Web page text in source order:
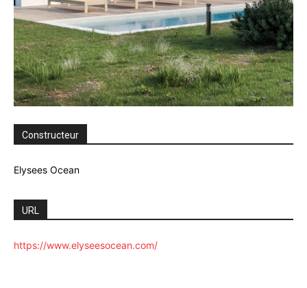
Constructeur
Elysees Ocean
URL
https://www.elyseesocean.com/